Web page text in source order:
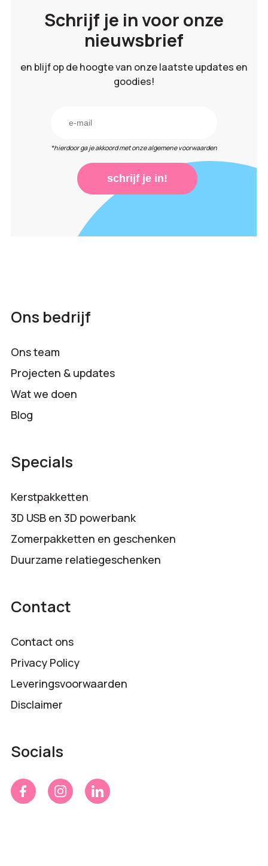
Schrijf je in voor onze
nieuwsbrief
en blijf op de hoogte van onze laatste updates en
goodies!
*hierdoor ga je akkoord met onze algemene voorwaarden
schrijf je in!
Ons bedrijf
Ons team
Projecten & updates
Wat we doen
Blog
Specials
Kerstpakketten
3D USB en 3D powerbank
Zomerpakketten en geschenken
Duurzame relatiegeschenken
Contact
Contact ons
Privacy Policy
Leveringsvoorwaarden
Disclaimer
Socials